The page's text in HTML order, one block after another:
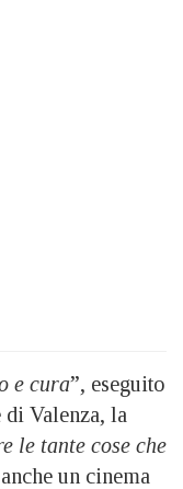
e cura”, eseguito
Valenza, la
le tante cose che
un cinema